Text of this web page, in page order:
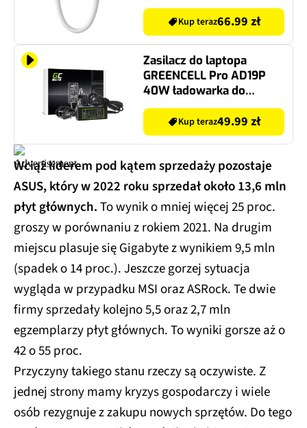
Kup teraz66.99 zł
Zasilacz do laptopa
GREENCELL Pro AD19P
40W ładowarka do
laptopa Samsung
Kup teraz49.99 zł
Wciąż liderem pod kątem sprzedaży pozostaje
ASUS, który w 2022 roku sprzedał około 13,6 mln
płyt głównych.To wynik o mniej więcej 25 proc.
groszy w porównaniu z rokiem 2021. Na drugim
miejscu plasuje się Gigabyte z wynikiem 9,5 mln
(spadek o 14 proc.). Jeszcze gorzej sytuacja
wygląda w przypadku MSI oraz ASRock. Te dwie
firmy sprzedały kolejno 5,5 oraz 2,7 mln
egzemplarzy płyt głównych. To wyniki gorsze aż o
42 o 55 proc.
Przyczyny takiego stanu rzeczy są oczywiste. Z
jednej strony mamy kryzys gospodarczy i wiele
osób rezygnuje z zakupu nowych sprzętów. Do tego